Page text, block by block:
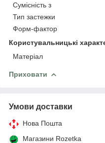
Сумісність з
Тип застежки
Форм-фактор
Користувальницькі
Матеріал
Приховати
Умови доставки
Нова Пошта
Магазини Rozetka